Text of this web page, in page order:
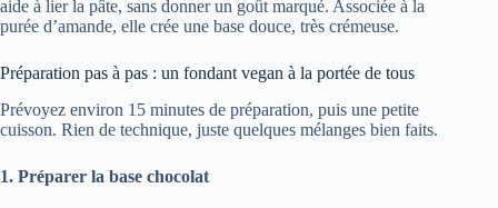
aide à lier la pâte, sans donner un goût marqué. Associée à la
purée d’amande, elle crée une base douce, très crémeuse.
Préparation pas à pas : un fondant vegan à la portée de tous
Prévoyez environ 15 minutes de préparation, puis une petite
cuisson. Rien de technique, juste quelques mélanges bien faits.
1. Préparer la base chocolat